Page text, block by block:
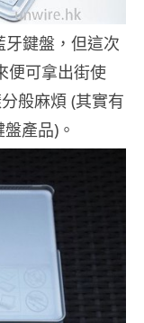
鍵盤，但這次
便可拿出街使
般麻煩 (其實有
產品)。